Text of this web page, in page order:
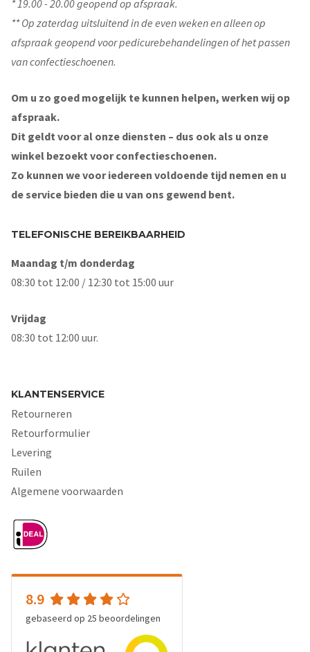
* 19.00 - 20.00 geopend op afspraak.
** Op zaterdag uitsluitend in de even weken en alleen op
afspraak geopend voor pedicurebehandelingen of het passen
van confectieschoenen.
Om u zo goed mogelijk te kunnen helpen, werken wij op
afspraak.
Dit geldt voor al onze diensten – dus ook als u onze
winkel bezoekt voor confectieschoenen.
Zo kunnen we voor iedereen voldoende tijd nemen en u
de service bieden die u van ons gewend bent.
TELEFONISCHE BEREIKBAARHEID
Maandag t/m donderdag
08:30 tot 12:00 / 12:30 tot 15:00 uur
Vrijdag
08:30 tot 12:00 uur.
KLANTENSERVICE
Retourneren
Retourformulier
Levering
Ruilen
Algemene voorwaarden
8.9
gebaseerd op 25 beoordelingen